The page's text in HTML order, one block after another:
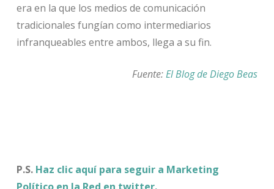
era en la que los medios de comunicación
tradicionales fungían como intermediarios
infranqueables entre ambos, llega a su fin.
Fuente:El Blog de Diego Beas
P.S. Haz clic aquí para seguir a Marketing